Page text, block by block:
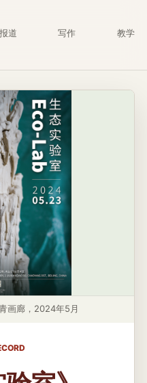
道 写作 教学
画廊，2024年5月